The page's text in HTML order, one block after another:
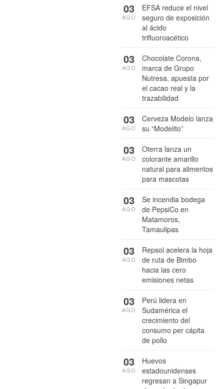
EFSA reduce el nivel
seguro de exposición
al ácido
trifluoroacético
03
AGO
Chocolate Corona,
marca de Grupo
Nutresa, apuesta por
el cacao real y la
trazabilidad
03
AGO
Cerveza Modelo lanza
su “Modelito”
03
AGO
Oterra lanza un
colorante amarillo
natural para alimentos
para mascotas
03
AGO
Se incendia bodega
de PepsiCo en
Matamoros,
Tamaulipas
03
AGO
Repsol acelera la hoja
de ruta de Bimbo
hacia las cero
emisiones netas
03
AGO
Perú lidera en
Sudamérica el
crecimiento del
consumo per cápita
de pollo
03
AGO
Huevos
estadounidenses
regresan a Singapur
03
AGO